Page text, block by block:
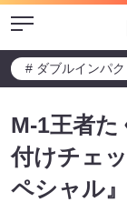
Menu
# ダブルインパ
M-1王者
付けチェ
ペシャル